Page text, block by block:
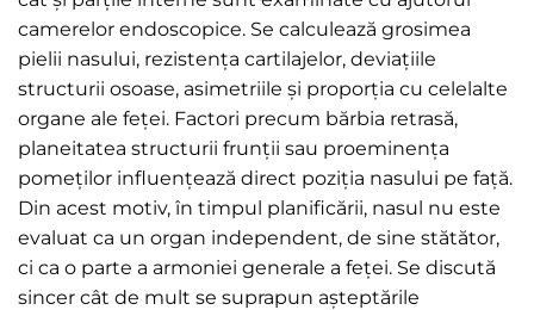
camerelor endoscopice. Se calculează grosimea
pielii nasului, rezistența cartilajelor, deviațiile
structurii osoase, asimetriile și proporția cu celelalte
organe ale feței. Factori precum bărbia retrasă,
planeitatea structurii frunții sau proeminența
pomeților influențează direct poziția nasului pe față.
Din acest motiv, în timpul planificării, nasul nu este
evaluat ca un organ independent, de sine stătător,
ci ca o parte a armoniei generale a feței. Se discută
sincer cât de mult se suprapun așteptările